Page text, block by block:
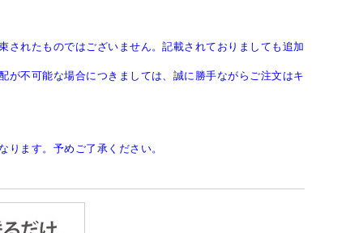
れたものではございません。記載されておりましても追加
不可能な場合につきましては、誠に勝手ながらご注文はキ
ます。予めご了承ください。